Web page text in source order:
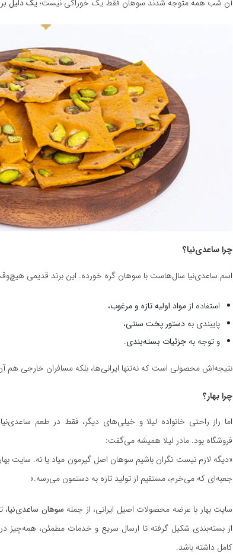
آن شب همه متوجه شدند سوهان فقط یک خوراکی نیست؛یک دلیل
چرا ساعدی‌نیا؟
اسم ساعدی‌نیا سال‌هاست با سوهان گره خورده. این برند قدیمی
استفاده از مواد اولیه تازه و مرغوب،
پایبندی به دستور پخت سنتی،
و توجه به جزئیات بسته‌بندی.
نتیجه‌اش محصولی است که نه‌تنها ایرانی‌ها، بلکه مسافران خارجی هم
چرا بهار؟
اما راز راحتی خانواده لیلا و خیلی‌های دیگر، فقط در طعم
فروشگاه بود. مادر لیلا همیشه می‌گفت:
«دیگه لازم نیست نگران باشیم سوهان اصل گیرمون میاد یا نه. سایت
جعبه‌ای که می‌خرم، مستقیم از تولید تازه به دستمون می‌رسه.»
سایت بهار با عرضه محصولات اصیل ایرانی، از جمله سوهان ساعدی‌نیا،
از بسته‌بندی شکیل گرفته تا ارسال سریع و خدمات مطمئن، همه‌چیز
کامل داشته باشد.